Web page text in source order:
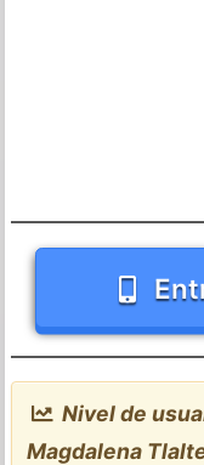
Nivel de
Magdalena